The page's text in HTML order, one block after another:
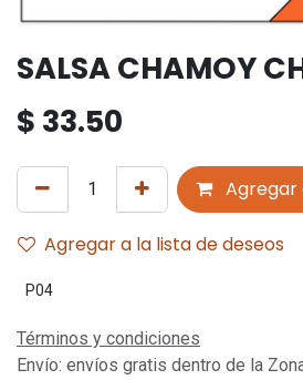
SALSA CHAMOY
$ 33.50
Agregar a la lista de deseos
P04
Términos y condiciones
Envío: envíos gratis dentro de la